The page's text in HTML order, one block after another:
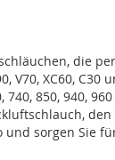
die
XC60, C30
850, 940,
den
sorgen Sie